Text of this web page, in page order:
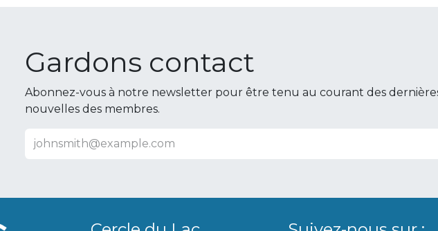
Gardons contact
Abonnez-vous à notre newsletter pour être tenu au courant des
nouvelles des membres.